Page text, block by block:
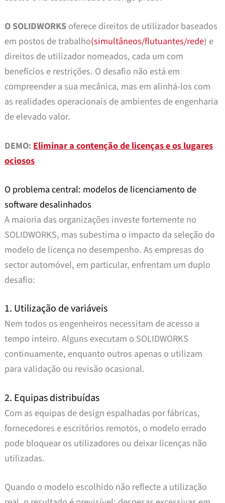
O SOLIDWORKSoferece direitos de utilizador baseados
em postos de trabalho(simultâneos/flutuantes/rede) e
direitos de utilizador nomeados, cada um com
benefícios e restrições. O desafio não está em
compreender a sua mecânica, mas em alinhá-los com
as realidades operacionais de ambientes de engenharia
de elevado valor.
DEMO:Eliminar a contenção de licenças e os lugares
ociosos
O problema central: modelos de licenciamento de
software desalinhados
A maioria das organizações investe fortemente no
SOLIDWORKS, mas subestima o impacto da seleção do
modelo de licença no desempenho. As empresas do
sector automóvel, em particular, enfrentam um duplo
desafio:
1. Utilização de variáveis
Nem todos os engenheiros necessitam de acesso a
tempo inteiro. Alguns executam o SOLIDWORKS
continuamente, enquanto outros apenas o utilizam
para validação ou revisão ocasional.
2. Equipas distribuídas
Com as equipas de design espalhadas por fábricas,
fornecedores e escritórios remotos, o modelo errado
pode bloquear os utilizadores ou deixar licenças não
utilizadas.
Quando o modelo escolhido não reflecte a utilização